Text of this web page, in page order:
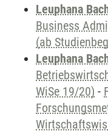
Leuphana
Business
(ab
Leuphana
WiSe 19/20) -